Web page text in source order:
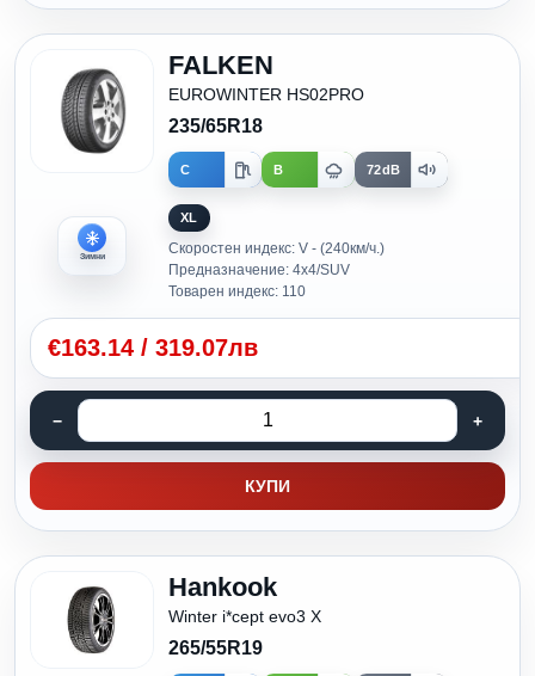
Зимни
FALKEN
EUROWINTER HS02PRO
235/65R18
C B 72dB
XL
Скоростен индекс: V - (240км/ч.)
Предназначение: 4x4/SUV
Товарен индекс: 110
€163.14 / 319.07лв
КУПИ
Hankook
Winter i*cept evo3 X
265/55R19